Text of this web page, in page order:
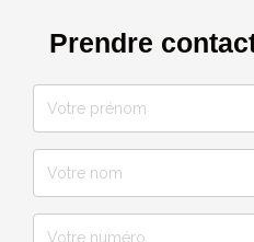
Prendre